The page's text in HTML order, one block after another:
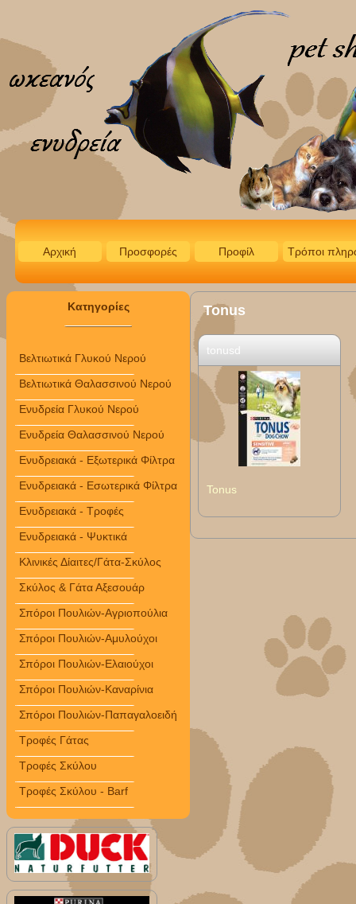
Αρχική Προσφορές Προφίλ Τρόποι
Κατηγορίες
Βελτιωτικά Γλυκού Νερού
Βελτιωτικά Θαλασσινού Νερού
Ενυδρεία Γλυκού Νερού
Ενυδρεία Θαλασσινού Νερού
Ενυδρειακά - Εξωτερικά Φίλτρα
Ενυδρειακά - Εσωτερικά Φίλτρα
Ενυδρειακά - Τροφές
Ενυδρειακά - Ψυκτικά
Κλινικές Δίαιτες/Γάτα-Σκύλος
Σκύλος & Γάτα Αξεσουάρ
Σπόροι Πουλιών-Αγριοπούλια
Σπόροι Πουλιών-Αμυλούχοι
Σπόροι Πουλιών-Ελαιούχοι
Σπόροι Πουλιών-Καναρίνια
Σπόροι Πουλιών-Παπαγαλοειδή
Τροφές Γάτας
Τροφές Σκύλου
Τροφές Σκύλου - Barf
Tonus
tonusd
Tonus